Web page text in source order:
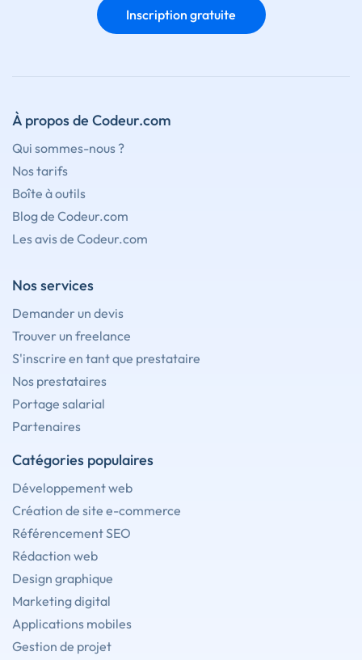
Inscription gratuite
À propos de Codeur.com
Qui sommes-nous ?
Nos tarifs
Boîte à outils
Blog de Codeur.com
Les avis de Codeur.com
Nos services
Demander un devis
Trouver un freelance
S'inscrire en tant que prestataire
Nos prestataires
Portage salarial
Partenaires
Catégories populaires
Développement web
Création de site e-commerce
Référencement SEO
Rédaction web
Design graphique
Marketing digital
Applications mobiles
Gestion de projet